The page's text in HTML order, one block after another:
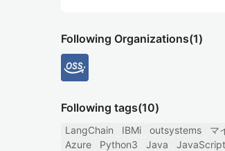
Following Organizations(1)
Following tags(10)
LangChain IBMi outsystems
マ
Azure
Python3 Java JavaScript